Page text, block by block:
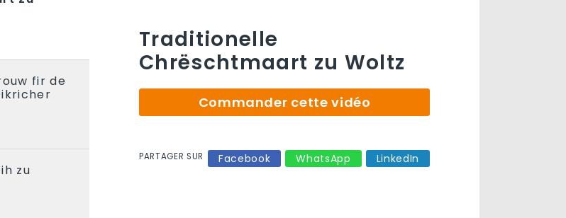
fir de
zu
Traditionelle
Chrëschtmaart zu Woltz
Commander cette vidéo
PARTAGER SUR Facebook WhatsApp LinkedIn